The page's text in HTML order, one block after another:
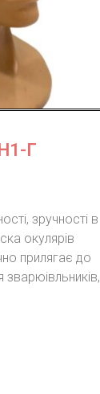
Г
зручності в
окулярів
прилягає до